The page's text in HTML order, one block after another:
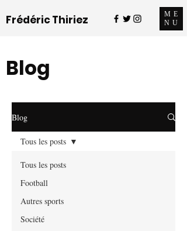
Frédéric Thiriez
ME
NU
Blog
Blog
Tous les posts
Football
Autres sports
Société
Tous les posts